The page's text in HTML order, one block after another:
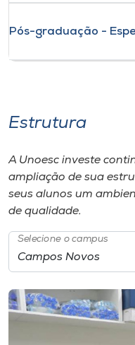
Pós-graduação -
Estrutura
A Unoesc investe
ampliação de sua
seus alunos um
de qualidade.
Selecione o campus